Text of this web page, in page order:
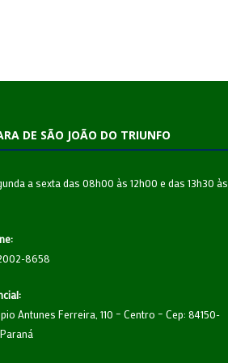
DE SÃO JOÃO DO TRIUNFO
a sexta das 08h00 às 12h00 e das 13h30 às
8658
Antunes Ferreira, 110 – Centro – Cep: 84150-